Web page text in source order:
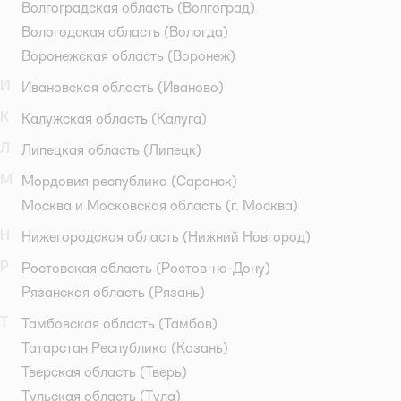
Волгоградская область (Волгоград)
Вологодская область (Вологда)
Воронежская область (Воронеж)
Ивановская область (Иваново)
Калужская область (Калуга)
Липецкая область (Липецк)
Мордовия республика (Саранск)
Москва и Московская область (г. Москва)
Нижегородская область (Нижний Новгород)
Ростовская область (Ростов-на-Дону)
Рязанская область (Рязань)
Тамбовская область (Тамбов)
Татарстан Республика (Казань)
Тверская область (Тверь)
Тульская область (Тула)